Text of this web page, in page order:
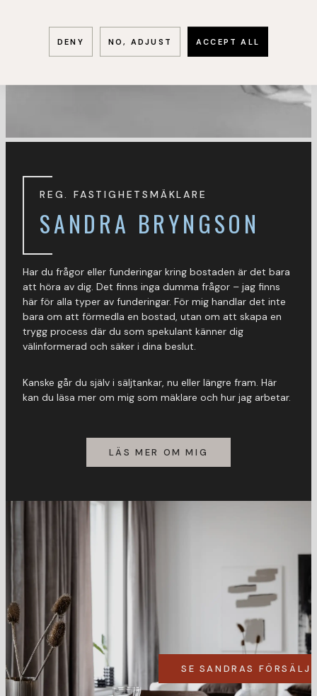
REG. FASTIGHETSMÄKLARE
SANDRA BRYNGSON
Har du frågor eller funderingar kring bostaden är det bara
att höra av dig. Det finns inga dumma frågor – jag finns
här för alla typer av funderingar. För mig handlar det inte
bara om att förmedla en bostad, utan om att skapa en
trygg process där du som spekulant känner dig
välinformerad och säker i dina beslut.
Kanske går du själv i säljtankar, nu eller längre fram. Här
kan du läsa mer om mig som mäklare och hur jag arbetar.
LÄS MER OM MIG
SE SANDRAS
DENY NO, ADJUST ACCEPT ALL